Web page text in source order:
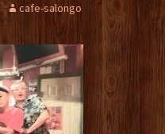
cafe-salongo